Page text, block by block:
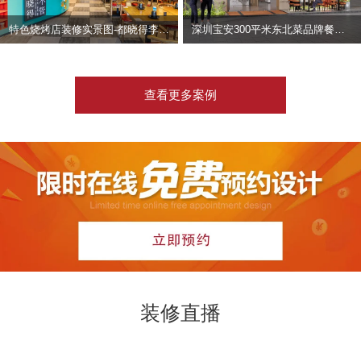
特色烧烤店装修实景图-都晓得李不管
查看更多案例
装修直播